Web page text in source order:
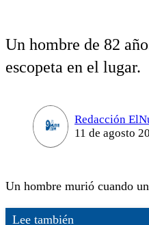
Un hombre de 82
escopeta en el lugar.
Redacción
11 de agosto
Un hombre murió cuando
Lee también